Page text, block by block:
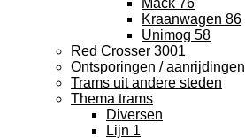
Mack 76
Kraanwagen 86
Unimog 58
Red Crosser 3001
Ontsporingen / aanrijdingen
Trams uit andere steden
Thema trams
Diversen
Lijn 1